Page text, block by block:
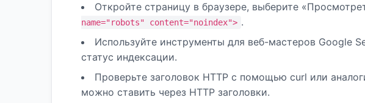
Откройте страницу в браузере, выберите
name="robots" content="noindex"> .
Используйте инструменты для веб-мастеров Google
статус индексации.
Проверьте заголовок HTTP с помощью curl или
можно ставить через HTTP заголовки.